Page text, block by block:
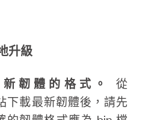
升級
韌體的格式。
從
下載最新韌體後，請先